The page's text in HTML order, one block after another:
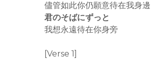
儘管如此你仍願意待在我身邊
君のそばにずっと
我想永遠待在你身旁
[Verse 1]